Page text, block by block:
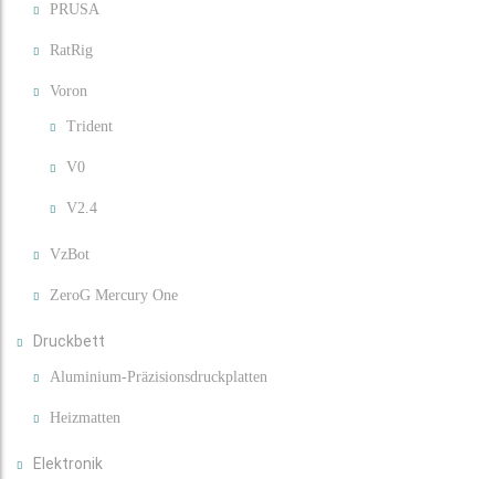
PRUSA
RatRig
Voron
Trident
V0
V2.4
VzBot
ZeroG Mercury One
Druckbett
Aluminium-Präzisionsdruckplatten
Heizmatten
Elektronik